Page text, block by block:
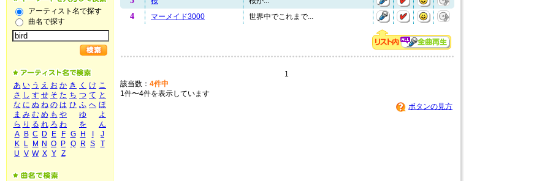
アーティスト名で探す
曲名で探す
あ い う え お か き く け こ
さ し す せ そ た ち つ て と
な に ぬ ね の は ひ ふ へ ほ
ま み む め も や ゆ
よ
ら り る れ ろ わ を
ん
A
B C D E F G H
J
K
L M N O P Q R S
T
U V W X Y Z
4 マーメイド3000 世界中でこれまで...
1
該当数： 4件中
1件〜4件を表示しています
ボタンの見方